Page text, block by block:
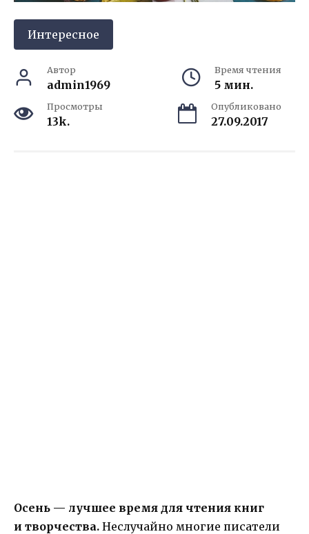
Интересное
Автор
admin1969
Время чтения
5 мин.
Просмотры
13k.
Опубликовано
27.09.2017
Осень — лучшее время для чтения книг
и творчества. Неслучайно многие писатели